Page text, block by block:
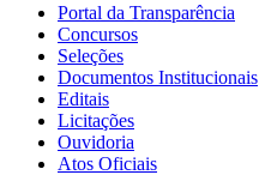
Portal da Transparência
Concursos
Seleções
Documentos Institucionais
Editais
Licitações
Ouvidoria
Atos Oficiais